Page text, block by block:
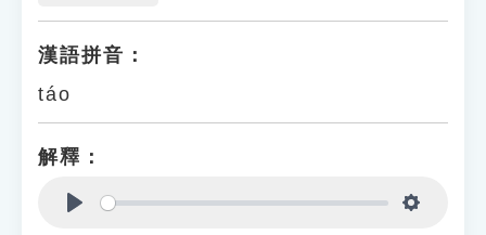
漢語拼音：
táo
解釋：